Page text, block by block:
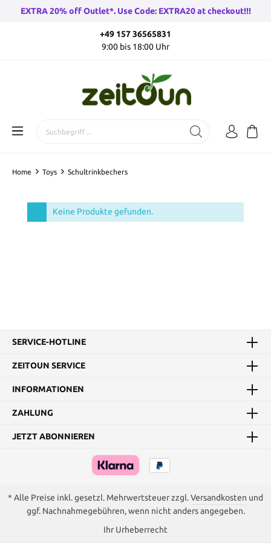
EXTRA 20% off Outlet*. Use Code: EXTRA20 at checkout!!!
+49 157 36565831
9:00 bis 18:00 Uhr
Home Toys Schultrinkbechers
Keine Produkte gefunden.
SERVICE-HOTLINE
ZEITOUN SERVICE
INFORMATIONEN
ZAHLUNG
JETZT ABONNIEREN
* Alle Preise inkl. gesetzl. Mehrwertsteuer zzgl.Versandkosten und
ggf. Nachnahmegebühren, wenn nicht anders angegeben.
Ihr Urheberrecht